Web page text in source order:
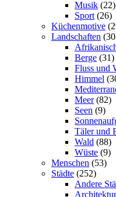
Musik (22)
Sport (26)
Küchenmotive
Landschaften
Berge (31)
Fluss und
Himmel
Meer (82)
Seen (9)
Täler und
Wald (88)
Wüste (9)
Menschen (53)
Städte (252)
Andere
Architektur